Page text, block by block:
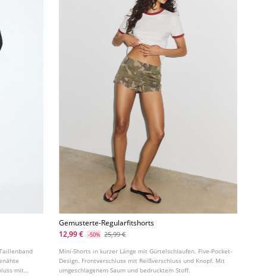
mit
Gemusterte-Regularfitshorts
12,99 €
-50% 25,99 €
Mini-Shorts in kurzer Länge mit Gürtelschlaufen. Five-Pocket-
Design. Frontverschluss mit Reißverschluss und Knopf. Mit
umgeschlagenem Saum und bedrucktem Stoff.